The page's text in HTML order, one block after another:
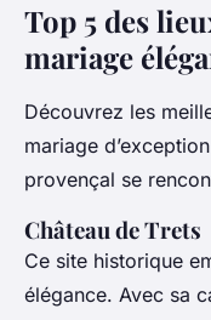
Top 5 des
mariage
Découvrez les
mariage
provençal se
Château de Trets
Ce site historique
élégance. Avec sa